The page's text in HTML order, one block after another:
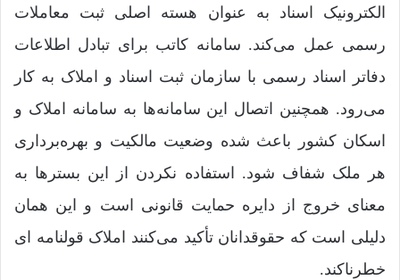
الکترونیک اسناد به عنوان هسته اصلی ثبت معاملات
رسمی عمل می‌کند. سامانه کاتب برای تبادل اطلاعات
دفاتر اسناد رسمی با سازمان ثبت اسناد و املاک به کار
می‌رود. همچنین اتصال این سامانه‌ها به سامانه املاک و
اسکان کشور باعث شده وضعیت مالکیت و بهره‌برداری
هر ملک شفاف شود. استفاده نکردن از این بسترها به
معنای خروج از دایره حمایت قانونی است و این همان
دلیلی است که حقوقدانان تأکید می‌کنند املاک قولنامه ای
خطرناکند.